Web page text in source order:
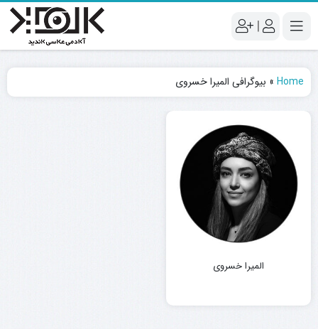
|
Home
» بیوگرافی المیرا خسروی
المیرا خسروی